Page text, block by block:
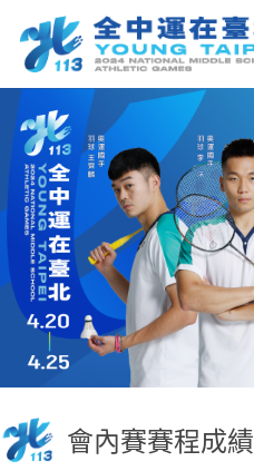
會內賽賽程成績